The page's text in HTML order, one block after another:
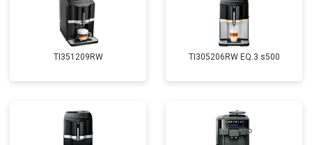
TI351209RW TI305206RW EQ.3 s500